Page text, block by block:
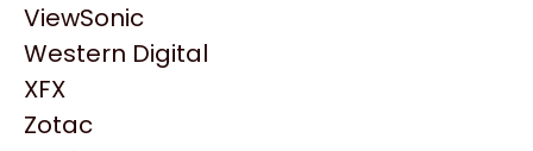
ViewSonic
Western Digital
XFX
Zotac